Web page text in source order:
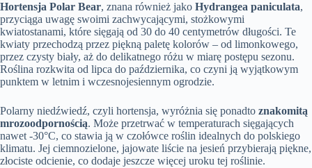
Hortensja Polar Bear, znana również jako Hydrangea paniculata,
przyciąga uwagę swoimi zachwycającymi, stożkowymi
kwiatostanami, które sięgają od 30 do 40 centymetrów długości. Te
kwiaty przechodzą przez piękną paletę kolorów – od limonkowego,
przez czysty biały, aż do delikatnego różu w miarę postępu sezonu.
Roślina rozkwita od lipca do października, co czyni ją wyjątkowym
punktem w letnim i wczesnojesiennym ogrodzie.
Polarny niedźwiedź, czyli hortensja, wyróżnia się ponadto znakomitą
mrozoodpornością. Może przetrwać w temperaturach sięgających
nawet -30°C, co stawia ją w czołówce roślin idealnych do polskiego
klimatu. Jej ciemnozielone, jajowate liście na jesień przybierają piękne,
złociste odcienie, co dodaje jeszcze więcej uroku tej roślinie.